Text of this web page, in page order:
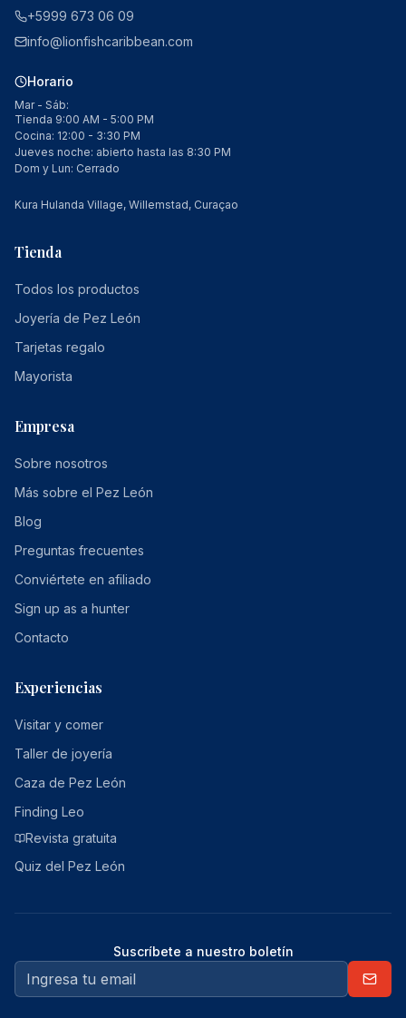
+5999 673 06 09
info@lionfishcaribbean.com
Horario
Mar - Sáb:
Tienda 9:00 AM - 5:00 PM
Cocina: 12:00 - 3:30 PM
Jueves noche: abierto hasta las 8:30 PM
Dom y Lun: Cerrado
Kura Hulanda Village, Willemstad, Curaçao
Tienda
Todos los productos
Joyería de Pez León
Tarjetas regalo
Mayorista
Empresa
Sobre nosotros
Más sobre el Pez León
Blog
Preguntas frecuentes
Conviértete en afiliado
Sign up as a hunter
Contacto
Experiencias
Visitar y comer
Taller de joyería
Caza de Pez León
Finding Leo
Revista gratuita
Quiz del Pez León
Suscríbete a nuestro boletín